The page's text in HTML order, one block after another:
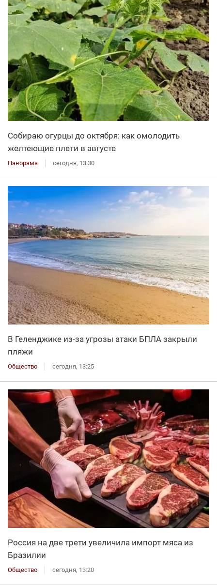
Собираю огурцы до октября: как омолодить
желтеющие плети в августе
Панорама сегодня, 13:30
В Геленджике из-за угрозы атаки БПЛА закрыли
пляжи
Общество сегодня, 13:25
Россия на две трети увеличила импорт мяса из
Бразилии
Общество сегодня, 13:20